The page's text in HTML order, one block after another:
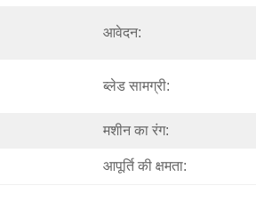
आवेदन:
ब्लेड सामग्री:
मशीन का रंग:
आपूर्ति की क्षमता: